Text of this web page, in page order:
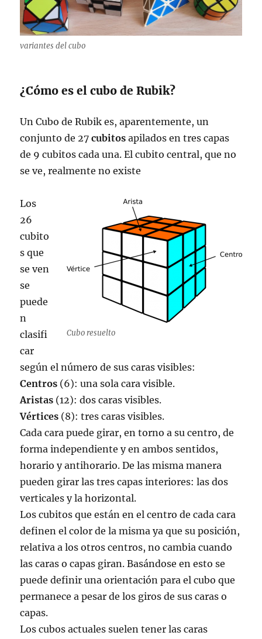
variantes del cubo
¿Cómo es el cubo de Rubik?
Un Cubo de Rubik es, aparentemente, un
conjunto de 27cubitos apilados en tres capas
de 9 cubitos cada una. El cubito central, que no
se ve, realmente no existe
Cubo resuelto
Los
26
cubito
s que
se ven
se
puede
n
clasifi
car
según el número de sus caras visibles:
Centros (6): una sola cara visible.
Aristas (12): dos caras visibles.
Vértices (8): tres caras visibles.
Cada cara puede girar, en torno a su centro, de
forma independiente y en ambos sentidos,
horario y antihorario. De las misma manera
pueden girar las tres capas interiores: las dos
verticales y la horizontal.
Los cubitos que están en el centro de cada cara
definen el color de la misma ya que su posición,
relativa a los otros centros, no cambia cuando
las caras o capas giran. Basándose en esto se
puede definir una orientación para el cubo que
permanece a pesar de los giros de sus caras o
capas.
Los cubos actuales suelen tener las caras